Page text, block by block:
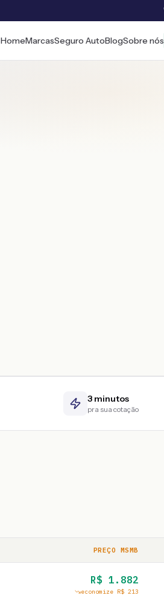
HomeMarcasSeguro AutoBlogSobre nós
3 minutos
pra sua cotação
PREÇO MSMB
R$ 1.882
economize R$ 213